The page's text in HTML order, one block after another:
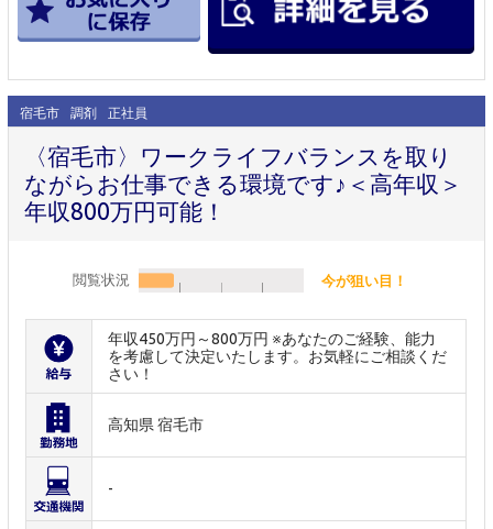
宿毛市 調剤 正社員
〈宿毛市〉ワークライフバランスを取り
ながらお仕事できる環境です♪＜高年収＞
年収800万円可能！
閲覧状況 今が狙い目！
年収450万円～800万円 ※あなたのご経験、能力
を考慮して決定いたします。お気軽にご相談くだ
さい！
高知県 宿毛市
-